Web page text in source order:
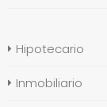
Hipotecario
Inmobiliario